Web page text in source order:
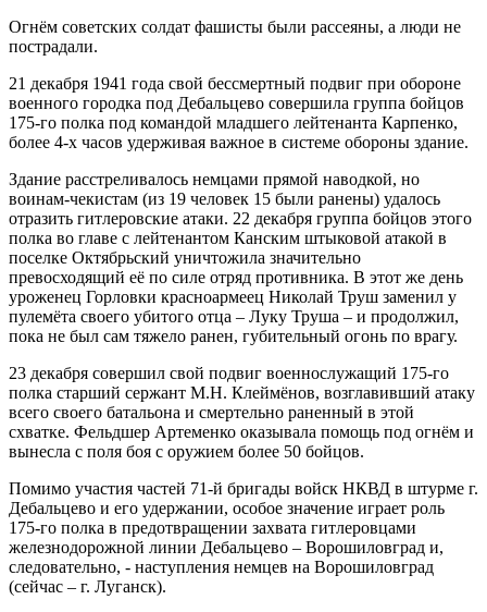
Огнём советских солдат фашисты были рассеяны, а люди не
пострадали.
21 декабря 1941 года свой бессмертный подвиг при обороне
военного городка под Дебальцево совершила группа бойцов
175-го полка под командой младшего лейтенанта Карпенко,
более 4-х часов удерживая важное в системе обороны здание.
Здание расстреливалось немцами прямой наводкой, но
воинам-чекистам (из 19 человек 15 были ранены) удалось
отразить гитлеровские атаки. 22 декабря группа бойцов этого
полка во главе с лейтенантом Канским штыковой атакой в
поселке Октябрьский уничтожила значительно
превосходящий её по силе отряд противника. В этот же день
уроженец Горловки красноармеец Николай Труш заменил у
пулемёта своего убитого отца – Луку Труша – и продолжил,
пока не был сам тяжело ранен, губительный огонь по врагу.
23 декабря совершил свой подвиг военнослужащий 175-го
полка старший сержант М.Н. Клеймёнов, возглавивший атаку
всего своего батальона и смертельно раненный в этой
схватке. Фельдшер Артеменко оказывала помощь под огнём и
вынесла с поля боя с оружием более 50 бойцов.
Помимо участия частей 71-й бригады войск НКВД в штурме г.
Дебальцево и его удержании, особое значение играет роль
175-го полка в предотвращении захвата гитлеровцами
железнодорожной линии Дебальцево – Ворошиловград и,
следовательно, - наступления немцев на Ворошиловград
(сейчас – г. Луганск).